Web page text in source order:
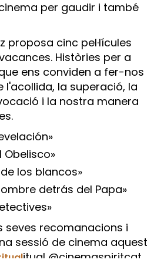
per gaudir i també
proposa cinc pel·lícules
Històries per a
ens conviden a fer-nos
l'acollida, la superació, la
i la nostra manera
Obelisco»
los blancos»
detrás del Papa»
seves recomanacions i
sessió de cinema aquest
itual @cinemaspiritcat